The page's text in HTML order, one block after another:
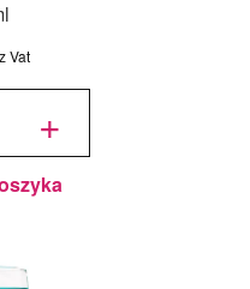
z Vat
+